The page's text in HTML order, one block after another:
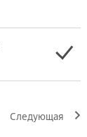
Cледующая